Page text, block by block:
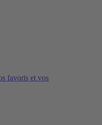
favoris et vos